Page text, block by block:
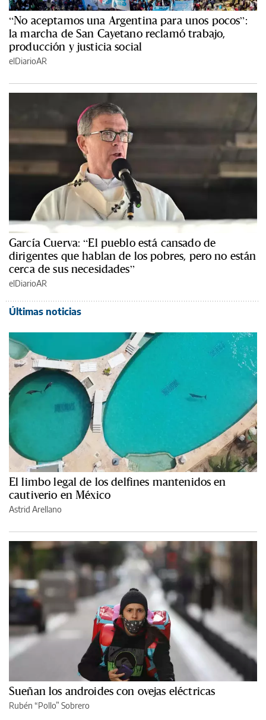
“No aceptamos una Argentina para unos pocos”:
la marcha de San Cayetano reclamó trabajo,
producción y justicia social
elDiarioAR
García Cuerva: “El pueblo está cansado de
dirigentes que hablan de los pobres, pero no están
cerca de sus necesidades”
elDiarioAR
Últimas noticias
El limbo legal de los delfines mantenidos en
cautiverio en México
Astrid Arellano
Sueñan los androides con ovejas eléctricas
Rubén “Pollo” Sobrero